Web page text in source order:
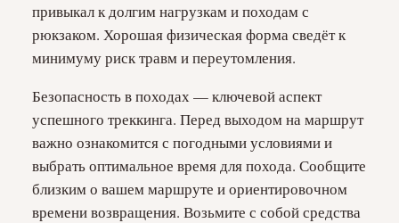
привыкал к долгим нагрузкам и походам с
рюкзаком. Хорошая физическая форма сведёт к
минимуму риск травм и переутомления.
Безопасность в походах — ключевой аспект
успешного треккинга. Перед выходом на маршрут
важно ознакомится с погодными условиями и
выбрать оптимальное время для похода. Сообщите
близким о вашем маршруте и ориентировочном
времени возвращения. Возьмите с собой средства